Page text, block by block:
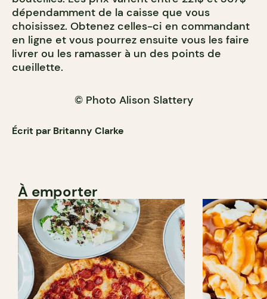
dépendamment de la caisse que vous
choisissez. Obtenez celles-ci en commandant
en ligne et vous pourrez ensuite vous les faire
livrer ou les ramasser à un des points de
cueillette.
© Photo Alison Slattery
Écrit par Britanny Clarke
À emporter